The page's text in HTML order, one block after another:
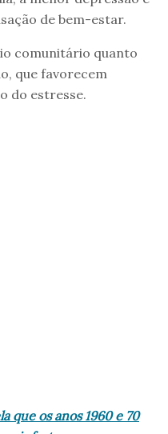
de bem-estar.
comunitário quanto
que favorecem
do estresse.
que os anos 1960 e 70